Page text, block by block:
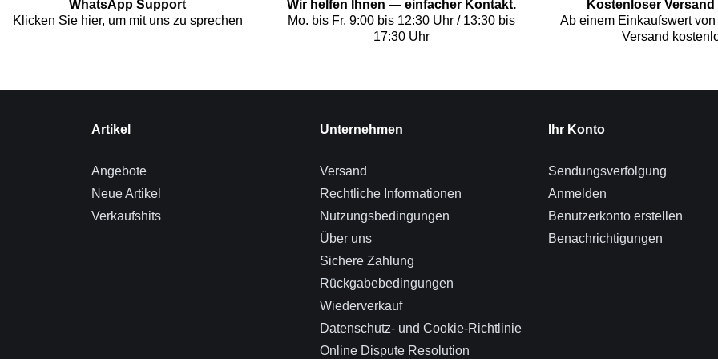
WhatsApp Support
Klicken Sie hier, um mit uns zu sprechen
Wir helfen Ihnen — einfacher Kontakt.
Mo. bis Fr. 9:00 bis 12:30 Uhr / 13:30 bis
17:30 Uhr
Kostenloser Versand
Ab einem Einkaufswert
Versand
Artikel
Angebote
Neue Artikel
Verkaufshits
Unternehmen
Versand
Rechtliche Informationen
Nutzungsbedingungen
Über uns
Sichere Zahlung
Rückgabebedingungen
Wiederverkauf
Datenschutz- und Cookie-Richtlinie
Online Dispute Resolution
Ihr Konto
Sendungsverfolgung
Anmelden
Benutzerkonto erstellen
Benachrichtigungen